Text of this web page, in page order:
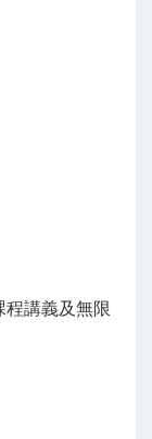
程講義及無限